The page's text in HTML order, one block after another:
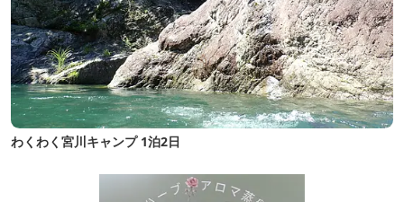
わくわく宮川キャンプ 1泊2日